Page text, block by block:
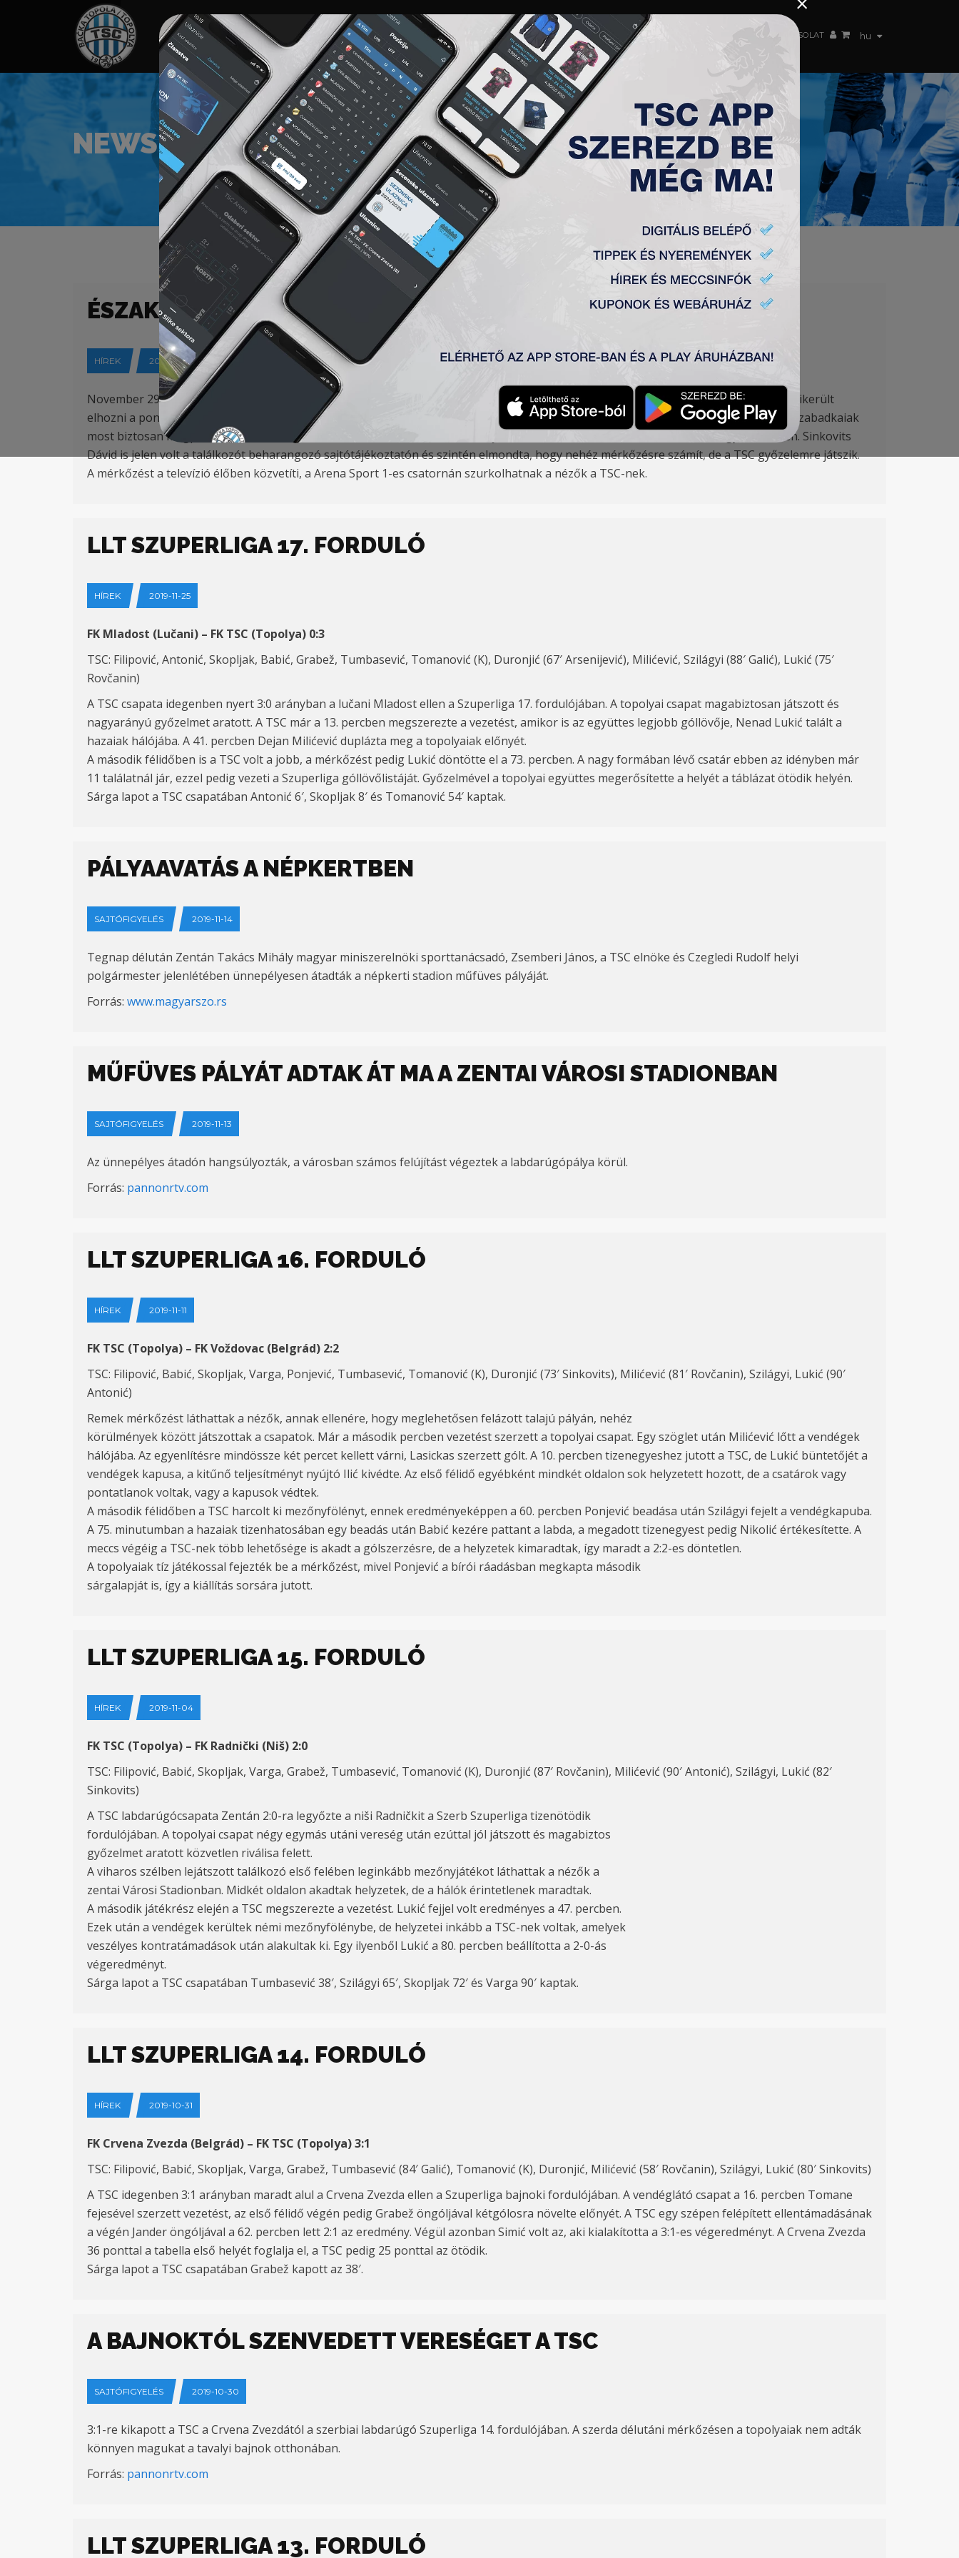
hu
HOME TÁMOGATÓK NEWS GALÉRIA „A” CSAPAT TAGSÁG JEGYEK AKKREDITÁCIÓ KLUB AKADÉMIA NŐI CSAPAT KAPCSOLAT
NEWS
ÉSZAK-BÁCSKAI DERBI: A TSC A SPARTAK ELLEN JÁTSZIK
HÍREK 2019-11-27
November 29-én, pénteken 18 órától a TSC a zentai Városi stadionban a szabadkai Spartak ellen játszik. A bajnokság első részében sikerült
elhozni a pontokat Szabadkáról, a TSC emberhátrányban játszott, mégis nyert 2:1 arányban. Az észak-bácskai rangadón azonban a szabadkaiak
most biztosan megpróbálnak visszavágni. Szabó Zoltán vezetőedző szerint játékosai motiváltak, felkészültek és bízik a győzelemben. Sinkovits
Dávid is jelen volt a találkozót beharangozó sajtótájékoztatón és szintén elmondta, hogy nehéz mérkőzésre számít, de a TSC győzelemre játszik.
A mérkőzést a televízió élőben közvetíti, a Arena Sport 1-es csatornán szurkolhatnak a nézők a TSC-nek.
LLT SZUPERLIGA 17. FORDULÓ
HÍREK 2019-11-25
FK Mladost (Lučani) – FK TSC (Topolya) 0:3
TSC: Filipović, Antonić, Skopljak, Babić, Grabež, Tumbasević, Tomanović (K), Duronjić (67′ Arsenijević), Milićević, Szilágyi (88′ Galić), Lukić (75′
Rovčanin)
A TSC csapata idegenben nyert 3:0 arányban a lučani Mladost ellen a Szuperliga 17. fordulójában. A topolyai csapat magabiztosan játszott és
nagyarányú győzelmet aratott. A TSC már a 13. percben megszerezte a vezetést, amikor is az együttes legjobb góllövője, Nenad Lukić talált a
hazaiak hálójába. A 41. percben Dejan Milićević duplázta meg a topolyaiak előnyét.
A második félidőben is a TSC volt a jobb, a mérkőzést pedig Lukić döntötte el a 73. percben. A nagy formában lévő csatár ebben az idényben már
11 találatnál jár, ezzel pedig vezeti a Szuperliga góllövőlistáját. Győzelmével a topolyai együttes megerősítette a helyét a táblázat ötödik helyén.
Sárga lapot a TSC csapatában Antonić 6′, Skopljak 8′ és Tomanović 54′ kaptak.
PÁLYAAVATÁS A NÉPKERTBEN
SAJTÓFIGYELÉS 2019-11-14
Tegnap délután Zentán Takács Mihály magyar miniszerelnöki sporttanácsadó, Zsemberi János, a TSC elnöke és Czegledi Rudolf helyi
polgármester jelenlétében ünnepélyesen átadták a népkerti stadion műfüves pályáját.
Forrás: www.magyarszo.rs
MŰFÜVES PÁLYÁT ADTAK ÁT MA A ZENTAI VÁROSI STADIONBAN
SAJTÓFIGYELÉS 2019-11-13
Az ünnepélyes átadón hangsúlyozták, a városban számos felújítást végeztek a labdarúgópálya körül.
Forrás: pannonrtv.com
LLT SZUPERLIGA 16. FORDULÓ
HÍREK 2019-11-11
FK TSC (Topolya) – FK Voždovac (Belgrád) 2:2
TSC: Filipović, Babić, Skopljak, Varga, Ponjević, Tumbasević, Tomanović (K), Duronjić (73′ Sinkovits), Milićević (81′ Rovčanin), Szilágyi, Lukić (90′
Antonić)
Remek mérkőzést láthattak a nézők, annak ellenére, hogy meglehetősen felázott talajú pályán, nehéz
körülmények között játszottak a csapatok. Már a második percben vezetést szerzett a topolyai csapat. Egy szöglet után Milićević lőtt a vendégek
hálójába. Az egyenlítésre mindössze két percet kellett várni, Lasickas szerzett gólt. A 10. percben tizenegyeshez jutott a TSC, de Lukić büntetőjét a
vendégek kapusa, a kitűnő teljesítményt nyújtó Ilić kivédte. Az első félidő egyébként mindkét oldalon sok helyzetett hozott, de a csatárok vagy
pontatlanok voltak, vagy a kapusok védtek.
A második félidőben a TSC harcolt ki mezőnyfölényt, ennek eredményeképpen a 60. percben Ponjević beadása után Szilágyi fejelt a vendégkapuba.
A 75. minutumban a hazaiak tizenhatosában egy beadás után Babić kezére pattant a labda, a megadott tizenegyest pedig Nikolić értékesítette. A
meccs végéig a TSC-nek több lehetősége is akadt a gólszerzésre, de a helyzetek kimaradtak, így maradt a 2:2-es döntetlen.
A topolyaiak tíz játékossal fejezték be a mérkőzést, mivel Ponjević a bírói ráadásban megkapta második
sárgalapját is, így a kiállítás sorsára jutott.
LLT SZUPERLIGA 15. FORDULÓ
HÍREK 2019-11-04
FK TSC (Topolya) – FK Radnički (Niš) 2:0
TSC: Filipović, Babić, Skopljak, Varga, Grabež, Tumbasević, Tomanović (K), Duronjić (87′ Rovčanin), Milićević (90′ Antonić), Szilágyi, Lukić (82′
Sinkovits)
A TSC labdarúgócsapata Zentán 2:0-ra legyőzte a niši Radničkit a Szerb Szuperliga tizenötödik
fordulójában. A topolyai csapat négy egymás utáni vereség után ezúttal jól játszott és magabiztos
győzelmet aratott közvetlen riválisa felett.
A viharos szélben lejátszott találkozó első felében leginkább mezőnyjátékot láthattak a nézők a
zentai Városi Stadionban. Midkét oldalon akadtak helyzetek, de a hálók érintetlenek maradtak.
A második játékrész elején a TSC megszerezte a vezetést. Lukić fejjel volt eredményes a 47. percben.
Ezek után a vendégek kerültek némi mezőnyfölénybe, de helyzetei inkább a TSC-nek voltak, amelyek
veszélyes kontratámadások után alakultak ki. Egy ilyenből Lukić a 80. percben beállította a 2-0-ás
végeredményt.
Sárga lapot a TSC csapatában Tumbasević 38′, Szilágyi 65′, Skopljak 72′ és Varga 90′ kaptak.
LLT SZUPERLIGA 14. FORDULÓ
HÍREK 2019-10-31
FK Crvena Zvezda (Belgrád) – FK TSC (Topolya) 3:1
TSC: Filipović, Babić, Skopljak, Varga, Grabež, Tumbasević (84′ Galić), Tomanović (K), Duronjić, Milićević (58′ Rovčanin), Szilágyi, Lukić (80′ Sinkovits)
A TSC idegenben 3:1 arányban maradt alul a Crvena Zvezda ellen a Szuperliga bajnoki fordulójában. A vendéglátó csapat a 16. percben Tomane
fejesével szerzett vezetést, az első félidő végén pedig Grabež öngóljával kétgólosra növelte előnyét. A TSC egy szépen felépített ellentámadásának
a végén Jander öngóljával a 62. percben lett 2:1 az eredmény. Végül azonban Simić volt az, aki kialakította a 3:1-es végeredményt. A Crvena Zvezda
36 ponttal a tabella első helyét foglalja el, a TSC pedig 25 ponttal az ötödik.
Sárga lapot a TSC csapatában Grabež kapott az 38′.
A BAJNOKTÓL SZENVEDETT VERESÉGET A TSC
SAJTÓFIGYELÉS 2019-10-30
3:1-re kikapott a TSC a Crvena Zvezdától a szerbiai labdarúgó Szuperliga 14. fordulójában. A szerda délutáni mérkőzésen a topolyaiak nem adták
könnyen magukat a tavalyi bajnok otthonában.
Forrás: pannonrtv.com
LLT SZUPERLIGA 13. FORDULÓ